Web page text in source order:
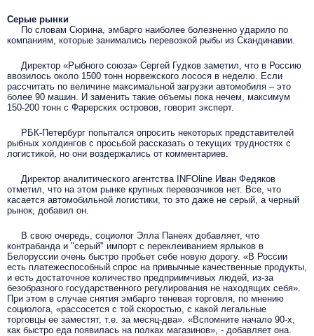
Серые рынки
По словам Сюрина, эмбарго наиболее болезненно ударило по
компаниям, которые занимались перевозкой рыбы из Скандинавии.
Директор «Рыбного союза» Сергей Гудков заметил, что в Россию
ввозилось около 1500 тонн норвежского лосося в неделю. Если
рассчитать по величине максимальной загрузки автомобиля – это
более 90 машин. И заменить такие объемы пока нечем, максимум
150-200 тонн с Фарерских островов, говорит эксперт.
РБК-Петербург попытался опросить некоторых представителей
рыбных холдингов с просьбой рассказать о текущих трудностях с
логистикой, но они воздержались от комментариев.
Директор аналитического агентства INFOline Иван Федяков
отметил, что на этом рынке крупных перевозчиков нет. Все, что
касается автомобильной логистики, то это даже не серый, а черный
рынок, добавил он.
В свою очередь, социолог Элла Панеях добавляет, что
контрабанда и "серый" импорт с переклеиванием ярлыков в
Белоруссии очень быстро пробьет себе новую дорогу. «В России
есть платежеспособный спрос на привычные качественные продукты,
и есть достаточное количество предприимчивых людей, из-за
безобразного государственного регулирования не находящих себя».
При этом в случае снятия эмбарго теневая торговля, по мнению
социолога, «рассосется с той скоростью, с какой легальные
торговцы ее заместят, т.е. за месяц-два». «Вспомните начало 90-х,
как быстро еда появилась на полках магазинов», - добавляет она.